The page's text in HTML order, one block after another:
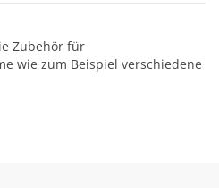
Zubehör für
wie zum Beispiel verschiedene